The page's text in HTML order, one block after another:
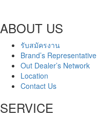
ABOUT US
รับสมัครงาน
Brand’s Representative
Out Dealer’s Network
Location
Contact Us
SERVICE